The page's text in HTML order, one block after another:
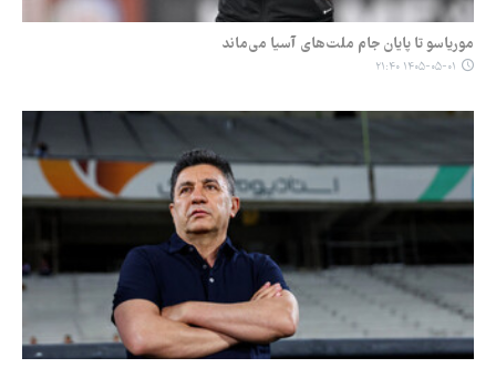
موریاسو تا پایان جام ملت‌های آسیا می‌ماند
۱۴۰۵-۰۵-۰۱ ۲۱:۴۰